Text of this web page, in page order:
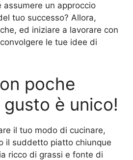
assumere un approccio
tuo successo? Allora,
ed iniziare a lavorare con
le tue idee di
poche
è unico!
il tuo modo di cucinare,
il suddetto piatto chiunque
ricco di grassi e fonte di